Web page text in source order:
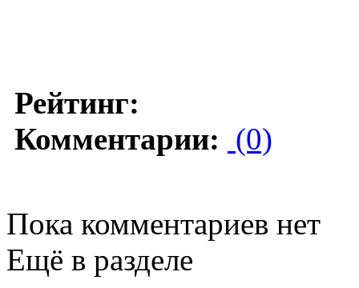
Рейтинг:
Комментарии: (0)
Пока комментариев нет
Ещё в разделе